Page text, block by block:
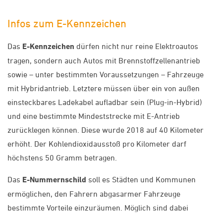
Infos zum E-Kennzeichen
Das E-Kennzeichen dürfen nicht nur reine Elektroautos
tragen, sondern auch Autos mit Brennstoffzellenantrieb
sowie – unter bestimmten Voraussetzungen – Fahrzeuge
mit Hybridantrieb. Letztere müssen über ein von außen
einsteckbares Ladekabel aufladbar sein (Plug-in-Hybrid)
und eine bestimmte Mindeststrecke mit E-Antrieb
zurücklegen können. Diese wurde 2018 auf 40 Kilometer
erhöht. Der Kohlendioxidausstoß pro Kilometer darf
höchstens 50 Gramm betragen.
Das E-Nummernschild soll es Städten und Kommunen
ermöglichen, den Fahrern abgasarmer Fahrzeuge
bestimmte Vorteile einzuräumen. Möglich sind dabei